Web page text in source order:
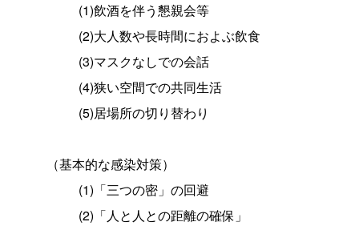
(1)飲酒を伴う懇親会等
(2)大人数や長時間におよぶ飲食
(3)マスクなしでの会話
(4)狭い空間での共同生活
(5)居場所の切り替わり
（基本的な感染対策）
(1)「三つの密」の回避
(2)「人と人との距離の確保」